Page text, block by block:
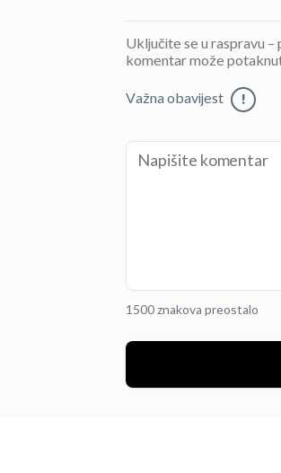
Uključite se u raspravu
komentar može
Važna obavijest !
1500 znakova preostalo